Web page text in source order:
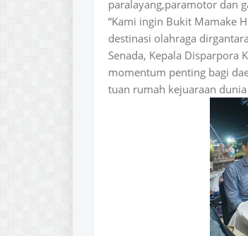
paralayang,paramotor dan
“Kami ingin Bukit Mamake
destinasi olahraga
Senada, Kepala Disparpora
momentum penting bagi
tuan rumah kejuaraan